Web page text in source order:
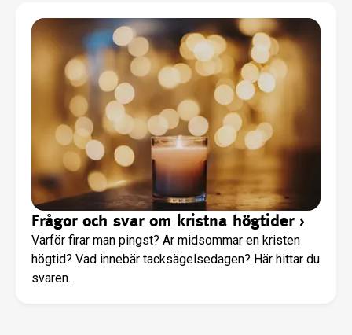
Frågor och svar om kristna högtider›
Varför firar man pingst? Är midsommar en kristen
högtid? Vad innebär tacksägelsedagen? Här hittar du
svaren.